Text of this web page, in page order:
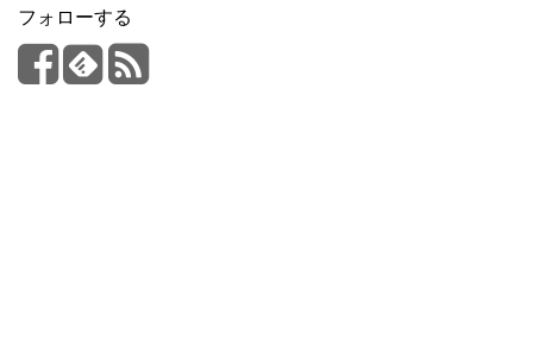
フォローする